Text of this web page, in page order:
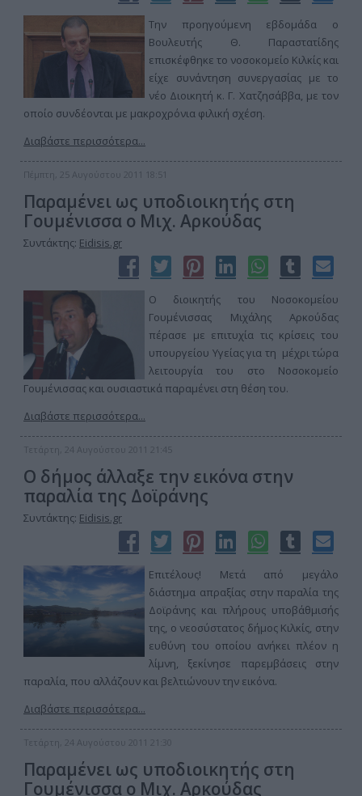
Την προηγούμενη εβδομάδα ο
Βουλευτής Θ. Παραστατίδης
επισκέφθηκε το νοσοκομείο Κιλκίς και
είχε συνάντηση συνεργασίας με το
νέο Διοικητή κ. Γ. Χατζησάββα, με τον
οποίο συνδέονται με μακροχρόνια φιλική σχέση.
Διαβάστε περισσότερα...
Πέμπτη, 25 Αυγούστου 2011 18:51
Παραμένει ως υποδιοικητής στη
Γουμένισσα ο Μιχ. Αρκούδας
Συντάκτης: Eidisis.gr
Ο διοικητής του Νοσοκομείου
Γουμένισσας Μιχάλης Αρκούδας
πέρασε με επιτυχία τις κρίσεις του
υπουργείου Υγείας για τη μέχρι τώρα
λειτουργία του στο Νοσοκομείο
Γουμένισσας και ουσιαστικά παραμένει στη θέση του.
Διαβάστε περισσότερα...
Τετάρτη, 24 Αυγούστου 2011 21:45
Ο δήμος άλλαξε την εικόνα στην
παραλία της Δοϊράνης
Συντάκτης: Eidisis.gr
Επιτέλους! Μετά από μεγάλο
διάστημα απραξίας στην παραλία της
Δοϊράνης και πλήρους υποβάθμισής
της, ο νεοσύστατος δήμος Κιλκίς, στην
ευθύνη του οποίου ανήκει πλέον η
λίμνη, ξεκίνησε παρεμβάσεις στην
παραλία, που αλλάζουν και βελτιώνουν την εικόνα.
Διαβάστε περισσότερα...
Τετάρτη, 24 Αυγούστου 2011 21:30
Παραμένει ως υποδιοικητής στη
Γουμένισσα ο Μιχ. Αρκούδας